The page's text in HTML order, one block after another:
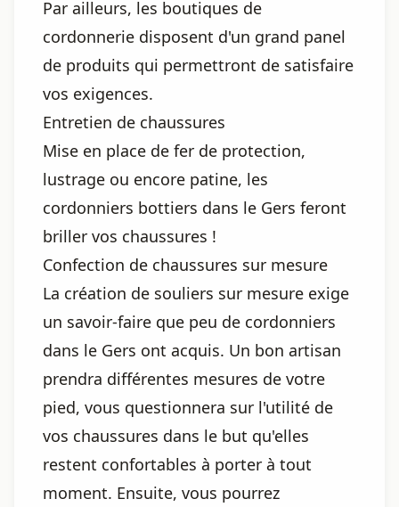
Par ailleurs, les boutiques de
cordonnerie disposent d'un grand panel
de produits qui permettront de satisfaire
vos exigences.
Entretien de chaussures
Mise en place de fer de protection,
lustrage ou encore patine, les
cordonniers bottiers dans le Gers feront
briller vos chaussures !
Confection de chaussures sur mesure
La création de souliers sur mesure exige
un savoir-faire que peu de cordonniers
dans le Gers ont acquis. Un bon artisan
prendra différentes mesures de votre
pied, vous questionnera sur l'utilité de
vos chaussures dans le but qu'elles
restent confortables à porter à tout
moment. Ensuite, vous pourrez